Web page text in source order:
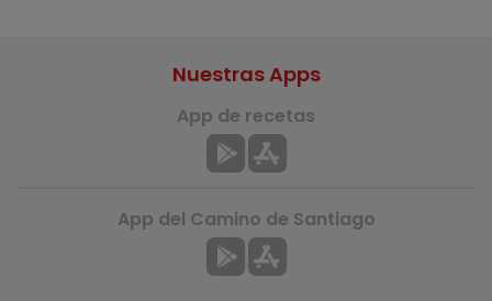
Nuestras Apps
App de recetas
App del Camino de Santiago